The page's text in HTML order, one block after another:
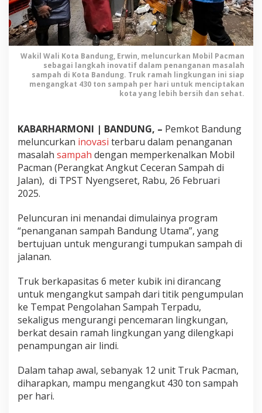
P
a
c
m
n
B
e
e
r
a
s
i
S
e
a
d
i
K
o
t
a
a
n
Wakil Wali Kota Bandung, Erwin, meluncurkan Mobil Pacman
sebagai langkah inovatif dalam penanganan masalah
sampah di Kota Bandung. Truk ramah lingkungan ini siap
mengangkat 430 ton sampah per hari untuk menciptakan
kota yang lebih bersih dan sehat.
KABARHARMONI | BANDUNG, – Pemkot Bandung
meluncurkan inovasi terbaru dalam penanganan
masalah sampah dengan memperkenalkan Mobil
Pacman (Perangkat Angkut Ceceran Sampah di
Jalan), di TPST Nyengseret, Rabu, 26 Februari
2025.
Peluncuran ini menandai dimulainya program
“penanganan sampah Bandung Utama”, yang
bertujuan untuk mengurangi tumpukan sampah di
jalanan.
Truk berkapasitas 6 meter kubik ini dirancang
untuk mengangkut sampah dari titik pengumpulan
ke Tempat Pengolahan Sampah Terpadu,
sekaligus mengurangi pencemaran lingkungan,
berkat desain ramah lingkungan yang dilengkapi
penampungan air lindi.
Dalam tahap awal, sebanyak 12 unit Truk Pacman,
diharapkan, mampu mengangkut 430 ton sampah
per hari.